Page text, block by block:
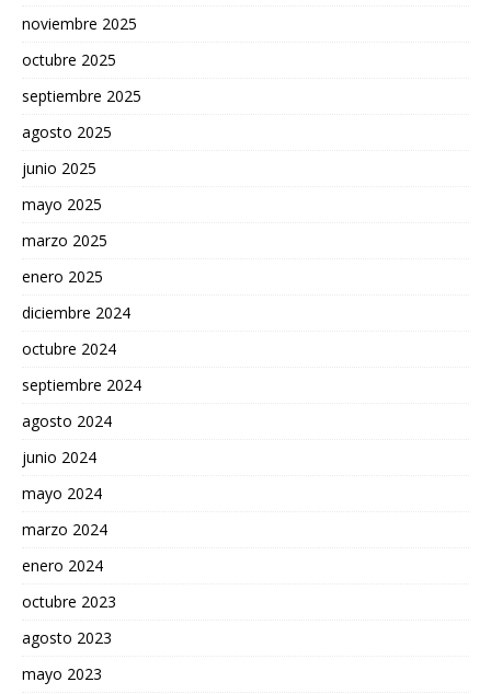
noviembre 2025
octubre 2025
septiembre 2025
agosto 2025
junio 2025
mayo 2025
marzo 2025
enero 2025
diciembre 2024
octubre 2024
septiembre 2024
agosto 2024
junio 2024
mayo 2024
marzo 2024
enero 2024
octubre 2023
agosto 2023
mayo 2023